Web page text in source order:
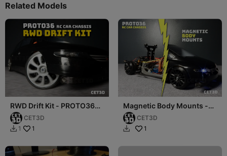
Related Models
RWD Drift Kit - PROTO36
RC Car Chassis
CET3D
 1 1
Magnetic Body Mounts -
PROTO36 RC car Chassis
CET3D
 1